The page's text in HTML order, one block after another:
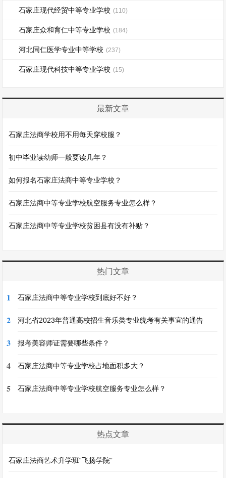
石家庄现代经贸中等专业学校 (110)
石家庄众和育仁中等专业学校 (184)
河北同仁医学专业中等学校 (237)
石家庄现代科技中等专业学校 (15)
最新文章
石家庄法商学校用不用每天穿校服？
初中毕业读幼师一般要读几年？
如何报名石家庄法商中等专业学校？
石家庄法商中等专业学校航空服务专业怎么样？
石家庄法商中等专业学校贫困县有没有补贴？
热门文章
1 石家庄法商中等专业学校到底好不好？
2 河北省2023年普通高校招生音乐类专业统考有关事宜的通告
3 报考美容师证需要哪些条件？
4 石家庄法商中等专业学校占地面积多大？
5 石家庄法商中等专业学校航空服务专业怎么样？
热点文章
石家庄法商艺术升学班“飞扬学院”